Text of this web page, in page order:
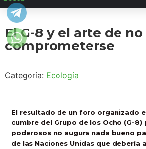
El G-8 y el arte de no
comprometerse
Categoría: Ecología
El resultado de un foro organizado
cumbre del Grupo de los Ocho (G-8)
poderosos no augura nada bueno
de las Naciones Unidas que debería